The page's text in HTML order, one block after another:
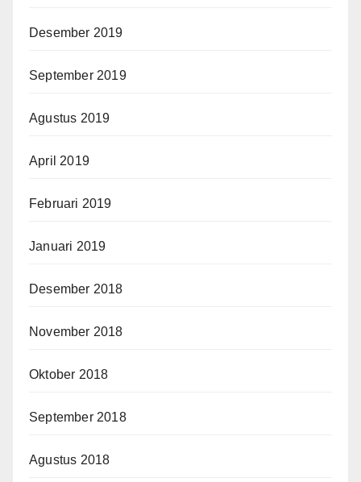
Desember 2019
September 2019
Agustus 2019
April 2019
Februari 2019
Januari 2019
Desember 2018
November 2018
Oktober 2018
September 2018
Agustus 2018